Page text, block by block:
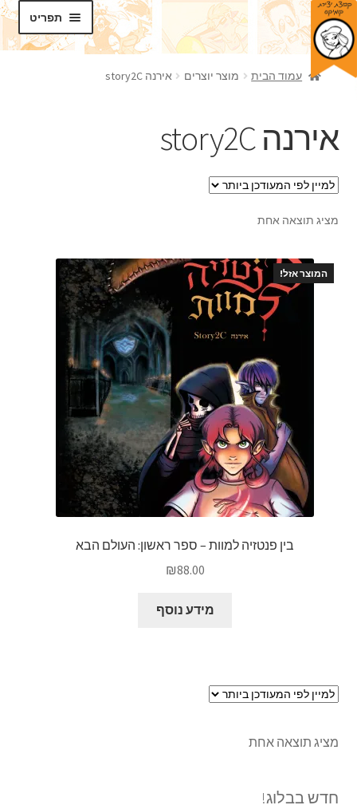
דלג
לניווט
לדלג
לתוכן
תפריט
חנות
סדנאות
תכנים
אודותינו
צרו קשר
עמוד הבית מוצר יוצרים אירנה story2C
אירנה story2C
מציג תוצאה אחת
המוצר אזל!
בין פנטזיה למוות – ספר ראשון: העולם הבא
₪88.00
מידע נוסף
מציג תוצאה אחת
חדש בבלוג!